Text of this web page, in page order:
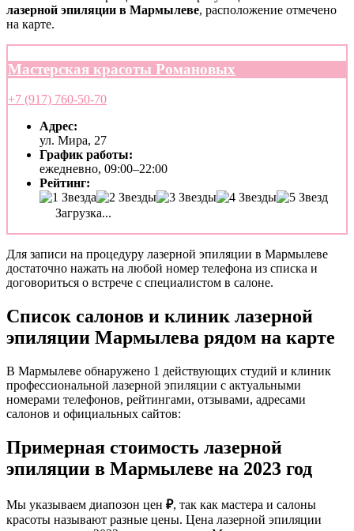
лазерной эпиляции в Мармылеве, расположение отмечено
на карте.
Мастерская красоты Романовых
+7 (917) 760-50-70
Адрес:
ул. Мира, 27
График работы:
ежедневно, 09:00–22:00
Рейтинг:
Загрузка...
Для записи на процедуру лазерной эпиляции в Мармылеве
достаточно нажать на любой номер телефона из списка и
договориться о встрече с специалистом в салоне.
Список салонов и клиник лазерной
эпиляции Мармылева рядом на карте
В Мармылеве обнаружено 1 действующих студий и клиник
профессиональной лазерной эпиляции с актуальными
номерами телефонов, рейтингами, отзывами, адресами
салонов и официальных сайтов:
Примерная стоимость лазерной
эпиляции в Мармылеве на 2023 год
Мы указываем диапозон цен ₽, так как мастера и салоны
красоты называют разные цены. Цена лазерной эпиляции